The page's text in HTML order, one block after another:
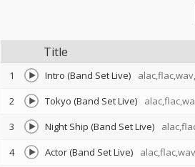
Title
1 Intro (Band Set Live)
2
Tokyo (Band Set Live)
3
Night Ship (Band Set Live)
4
Actor (Band Set Live)